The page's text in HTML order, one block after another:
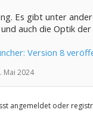
Es gibt unter
auch die Optik
Version 8
Mai 2024
angemeldet oder